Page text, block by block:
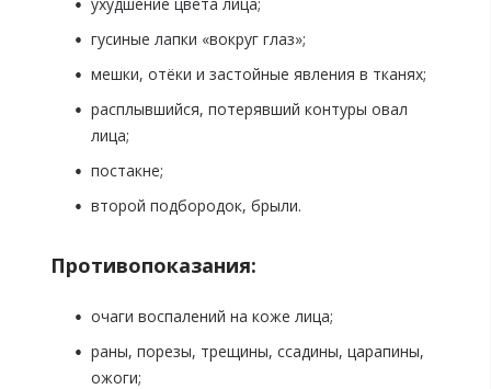
гусиные лапки «вокруг глаз»;
мешки, отёки и застойные явления в тканях;
расплывшийся, потерявший контуры овал
лица;
постакне;
второй подбородок, брыли.
Противопоказания:
очаги воспалений на коже лица;
раны, порезы, трещины, ссадины, царапины,
ожоги;